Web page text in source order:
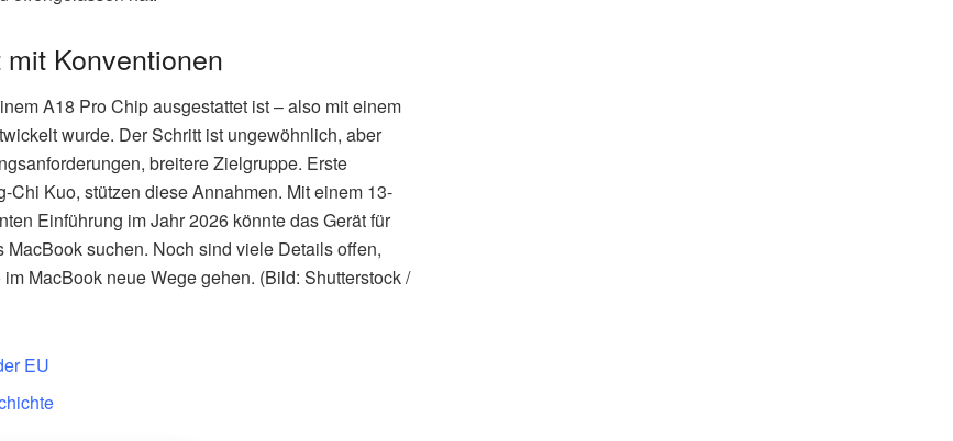
Konventionen
A18 Pro Chip ausgestattet ist – also mit einem
wurde. Der Schritt ist ungewöhnlich, aber
breitere Zielgruppe. Erste
Kuo, stützen diese Annahmen. Mit einem 13-
Einführung im Jahr 2026 könnte das Gerät für
suchen. Noch sind viele Details offen,
MacBook neue Wege gehen. (Bild: Shutterstock /
EU